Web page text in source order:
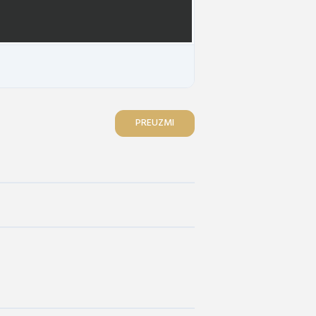
PREUZMI